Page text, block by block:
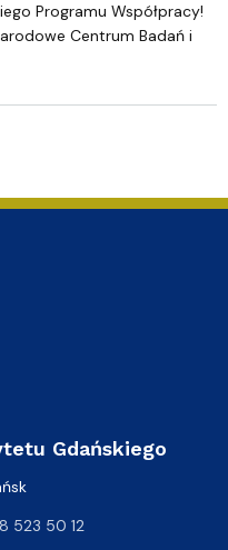
Programu Współpracy!
Centrum Badań i
Gdańskiego
523 50 12